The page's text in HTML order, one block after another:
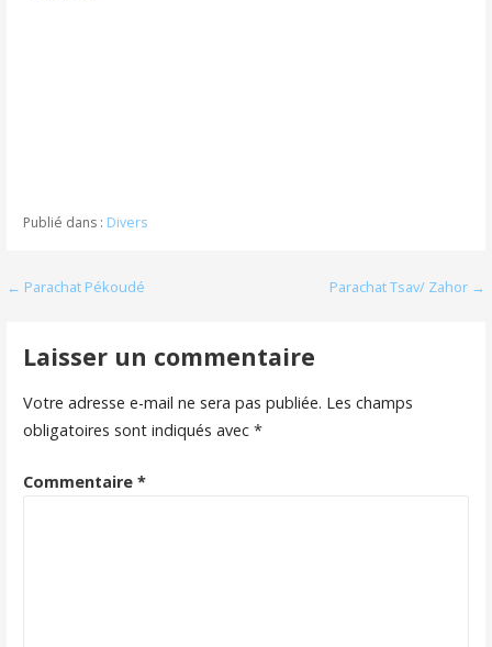
Publié dans : Divers
Navigation
l’article
← Parachat Pékoudé Parachat Tsav/ Zahor →
Laisser un commentaire
Votre adresse e-mail ne sera pas publiée. Les champs
obligatoires sont indiqués avec *
Commentaire *